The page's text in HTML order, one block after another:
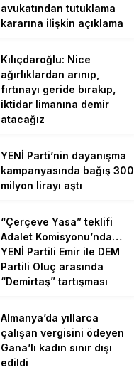
avukatından tutuklama
kararına ilişkin açıklama
Kılıçdaroğlu: Nice
ağırlıklardan arınıp,
fırtınayı geride bırakıp,
iktidar limanına demir
atacağız
YENİ Parti’nin dayanışma
kampanyasında bağış 300
milyon lirayı aştı
“Çerçeve Yasa” teklifi
Adalet Komisyonu’nda…
YENİ Partili Emir ile DEM
Partili Oluç arasında
“Demirtaş” tartışması
Almanya’da yıllarca
çalışan vergisini ödeyen
Gana’lı kadın sınır dışı
edildi